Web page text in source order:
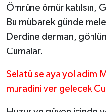
Ömrüne ömür katılsın,
Bu mübarek günde
Derdine derman,
Cumalar.
Selatü selaya yolladim
muradini ver gelecek